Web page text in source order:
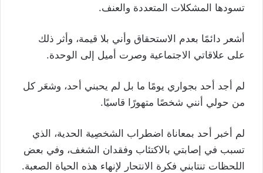
تسودها المشكلات المتعددة والعنف.
أشعر دائمًا بعدم الاستحقاق وأني بلا قيمة، وأثر ذلك
على علاقاتي الاجتماعية وصرت أميل إلى الوحدة.
لم أجد أحد بجواري يومًا ما بل لم يحبني أحد، وشعَر كل
من حولي أنني شخصًا متهورًا قاسيًا.
لم أخبر أحد بمعاناة اضطراب الشخصِية الحدية، الذي
تسبب في إصابتي بالاكتئاب وفقدان الشغف، وفي بعض
اللحظات تنتابني فكرة الانتحار لإنهاء هذه الحياة الصعبة.